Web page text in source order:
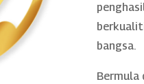
bangsa.
Bermula